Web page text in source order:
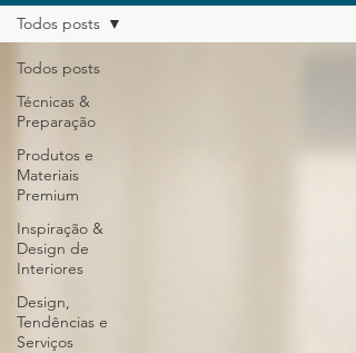
Todos posts
Técnicas &
Preparação
Produtos e
Materiais
Premium
Inspiração &
Design de
Interiores
Design,
Tendências e
Serviços
Todos posts